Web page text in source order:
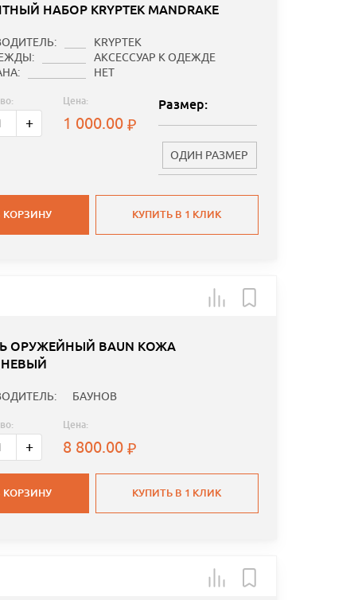
НАБОР KRYPTEK MANDRAKE
KRYPTEK
АКСЕССУАР К ОДЕЖДЕ
НЕТ
+
Цена:
1 000.00
Размер:
ОДИН РАЗМЕР
КОРЗИНУ КУПИТЬ В 1 КЛИК
ОРУЖЕЙНЫЙ BAUN КОЖА
БАУНОВ
+
Цена:
8 800.00
КОРЗИНУ КУПИТЬ В 1 КЛИК